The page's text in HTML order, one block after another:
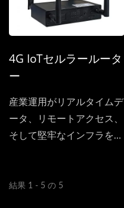
4G IoTセルラールータ
ー
産業運用がリアルタイムデ
ータ、リモートアクセス、
そして堅牢なインフラを要
結果 1 - 5 の 5